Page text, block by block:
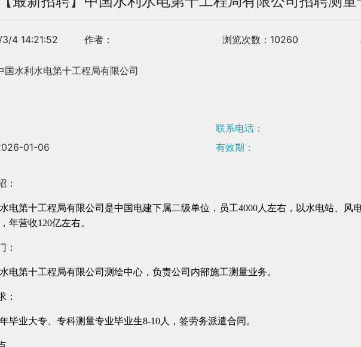
4 14:21:52 作者： 浏览次数：10260
国水利水电第十工程局有限公司
联系电话：
01-06
有效期：
：
电第十工程局有限公司是中国电建下属二级单位，员工4000人左右，以水电站、风
年营收120亿左右。
：
电第十工程局有限公司测绘中心，负责公司内部施工测量业务。
：
毕业大专、专科测量专业毕业生8-10人，签劳务派遣合同。